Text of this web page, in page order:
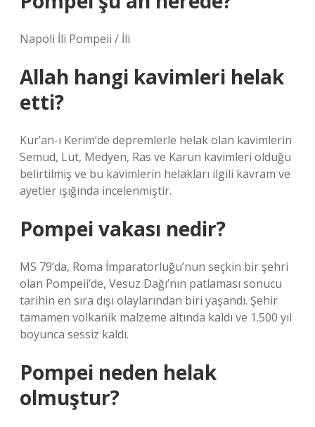
Napoli İli Pompeii / İli
Allah hangi kavimleri helak
etti?
Kur’an-ı Kerim’de depremlerle helak olan kavimlerin
Semud, Lut, Medyen, Ras ve Karun kavimleri olduğu
belirtilmiş ve bu kavimlerin helakları ilgili kavram ve
ayetler ışığında incelenmiştir.
Pompei vakası nedir?
MS 79’da, Roma İmparatorluğu’nun seçkin bir şehri
olan Pompeii’de, Vesuz Dağı’nın patlaması sonucu
tarihin en sıra dışı olaylarından biri yaşandı. Şehir
tamamen volkanik malzeme altında kaldı ve 1.500 yıl
boyunca sessiz kaldı.
Pompei neden helak
olmuştur?